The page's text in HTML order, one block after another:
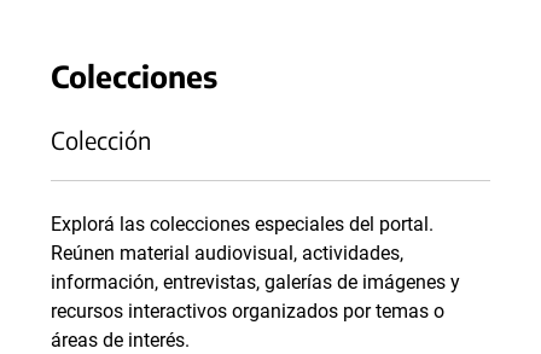
Colecciones
Colección
Explorá las colecciones especiales del portal.
Reúnen material audiovisual, actividades,
información, entrevistas, galerías de imágenes y
recursos interactivos organizados por temas o
áreas de interés.